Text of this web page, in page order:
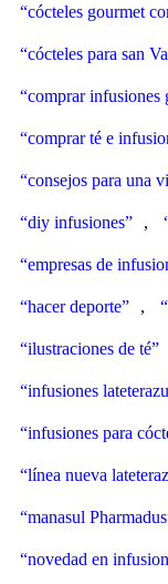
“cócteles gourmet
“cócteles para san
“comprar infusiones
“comprar té e
“consejos para una
“diy infusiones” ,
“empresas de
“hacer deporte” ,
“ilustraciones de té”
“infusiones
“infusiones para
“línea nueva
“manasul
“novedad en